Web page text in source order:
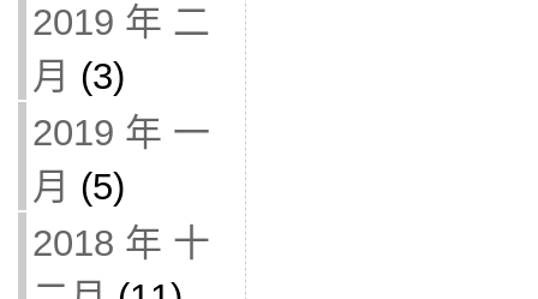
2019 年 二
月 (3)
2019 年 一
月 (5)
2018 年 十